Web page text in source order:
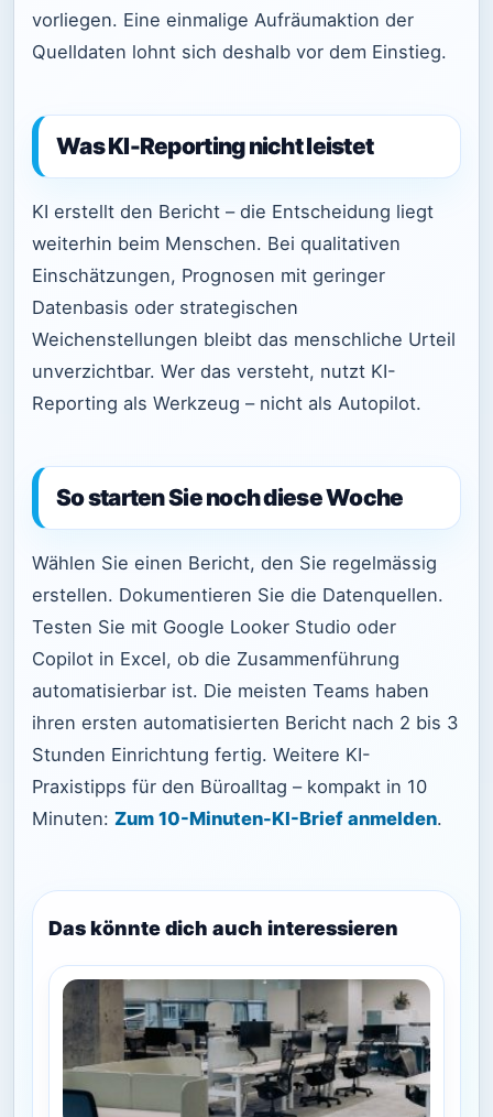
vorliegen. Eine einmalige Aufräumaktion der
Quelldaten lohnt sich deshalb vor dem Einstieg.
Was KI-Reporting nicht leistet
KI erstellt den Bericht – die Entscheidung liegt
weiterhin beim Menschen. Bei qualitativen
Einschätzungen, Prognosen mit geringer
Datenbasis oder strategischen
Weichenstellungen bleibt das menschliche Urteil
unverzichtbar. Wer das versteht, nutzt KI-
Reporting als Werkzeug – nicht als Autopilot.
So starten Sie noch diese Woche
Wählen Sie einen Bericht, den Sie regelmässig
erstellen. Dokumentieren Sie die Datenquellen.
Testen Sie mit Google Looker Studio oder
Copilot in Excel, ob die Zusammenführung
automatisierbar ist. Die meisten Teams haben
ihren ersten automatisierten Bericht nach 2 bis 3
Stunden Einrichtung fertig. Weitere KI-
Praxistipps für den Büroalltag – kompakt in 10
Minuten: Zum 10-Minuten-KI-Brief anmelden.
Das könnte dich auch interessieren